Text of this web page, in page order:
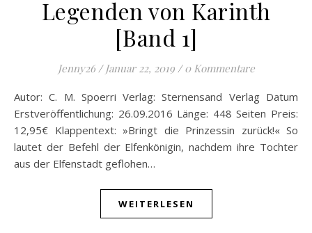
Legenden von Karinth
[Band 1]
Jenny26 / Januar 22, 2019 / 0 Kommentare
Autor: C. M. Spoerri Verlag: Sternensand Verlag Datum
Erstveröffentlichung: 26.09.2016 Länge: 448 Seiten Preis:
12,95€ Klappentext: »Bringt die Prinzessin zurück!« So
lautet der Befehl der Elfenkönigin, nachdem ihre Tochter
aus der Elfenstadt geflohen…
WEITERLESEN